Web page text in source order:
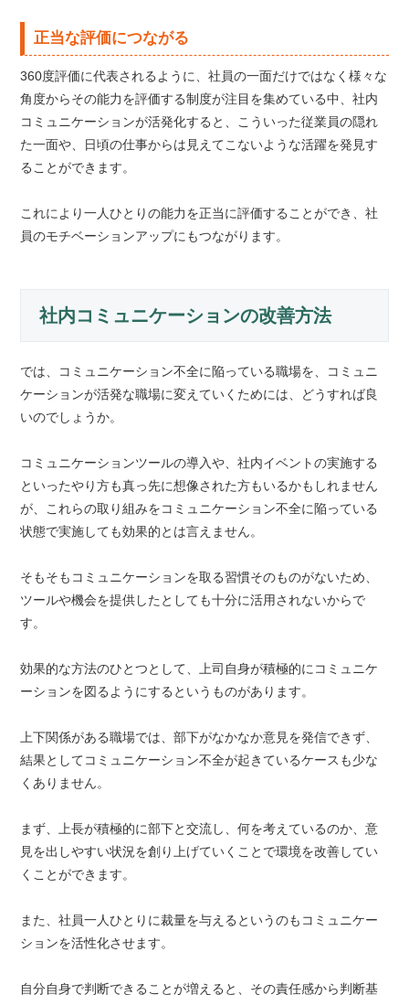
正当な評価につながる
360度評価に代表されるように、社員の一面だけではなく様々な
角度からその能力を評価する制度が注目を集めている中、社内
コミュニケーションが活発化すると、こういった従業員の隠れ
た一面や、日頃の仕事からは見えてこないような活躍を発見す
ることができます。
これにより一人ひとりの能力を正当に評価することができ、社
員のモチベーションアップにもつながります。
社内コミュニケーションの改善方法
では、コミュニケーション不全に陥っている職場を、コミュニ
ケーションが活発な職場に変えていくためには、どうすれば良
いのでしょうか。
コミュニケーションツールの導入や、社内イベントの実施する
といったやり方も真っ先に想像された方もいるかもしれません
が、これらの取り組みをコミュニケーション不全に陥っている
状態で実施しても効果的とは言えません。
そもそもコミュニケーションを取る習慣そのものがないため、
ツールや機会を提供したとしても十分に活用されないからで
す。
効果的な方法のひとつとして、上司自身が積極的にコミュニケ
ーションを図るようにするというものがあります。
上下関係がある職場では、部下がなかなか意見を発信できず、
結果としてコミュニケーション不全が起きているケースも少な
くありません。
まず、上長が積極的に部下と交流し、何を考えているのか、意
見を出しやすい状況を創り上げていくことで環境を改善してい
くことができます。
また、社員一人ひとりに裁量を与えるというのもコミュニケー
ションを活性化させます。
自分自身で判断できることが増えると、その責任感から判断基